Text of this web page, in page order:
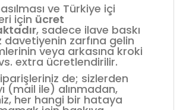
ve Türkiye içi
için ücret
, sadece ilave baskı
davetiyenin zarfına gelin
veya arkasına kroki
extra ücretlendirilir.
de; sizlerden
(mail ile) alınmadan,
her hangi bir hataya